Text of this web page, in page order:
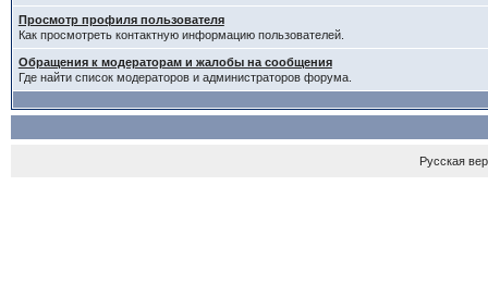
Просмотр профиля пользователя
Как просмотреть контактную информацию пользователей.
Обращения к модераторам и жалобы на сообщения
Где найти список модераторов и администраторов форума.
Русская